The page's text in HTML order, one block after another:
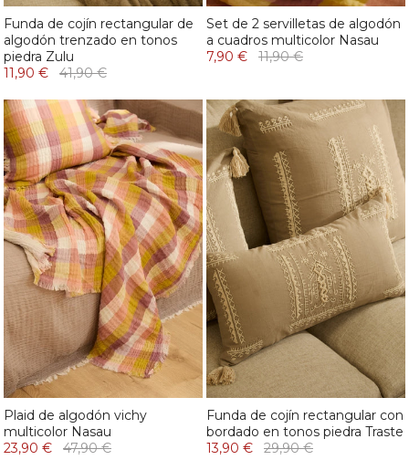
Funda de cojín rectangular de
algodón trenzado en tonos
piedra Zulu
11,90 €
41,90 €
Set de 2 servilletas de algodón
a cuadros multicolor Nasau
7,90 €
11,90 €
Plaid de algodón vichy
multicolor Nasau
23,90 €
47,90 €
Funda de cojín rectangular con
bordado en tonos piedra Traste
13,90 €
29,90 €